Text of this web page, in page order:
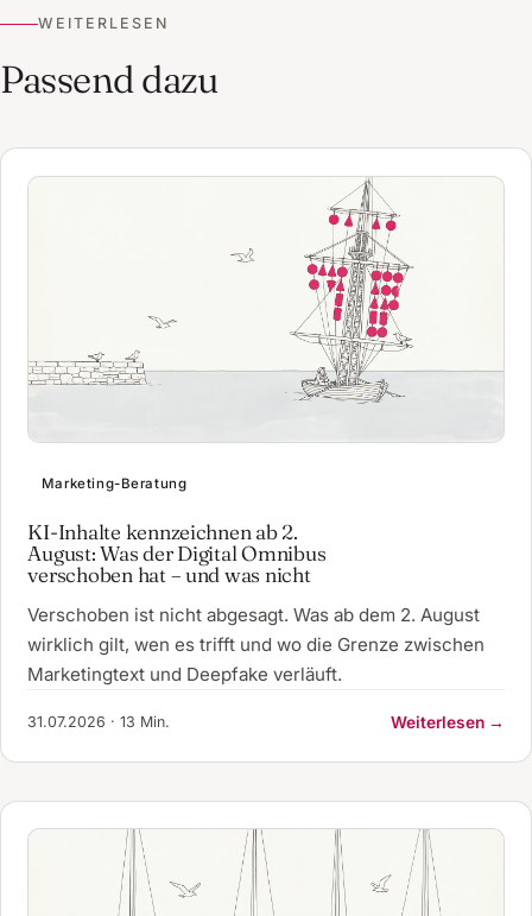
WEITERLESEN
Passend dazu
Marketing-Beratung
KI-Inhalte kennzeichnen ab 2.
August: Was der Digital Omnibus
verschoben hat – und was nicht
Verschoben ist nicht abgesagt. Was ab dem 2. August
wirklich gilt, wen es trifft und wo die Grenze zwischen
Marketingtext und Deepfake verläuft.
31.07.2026 · 13 Min. Weiterlesen →